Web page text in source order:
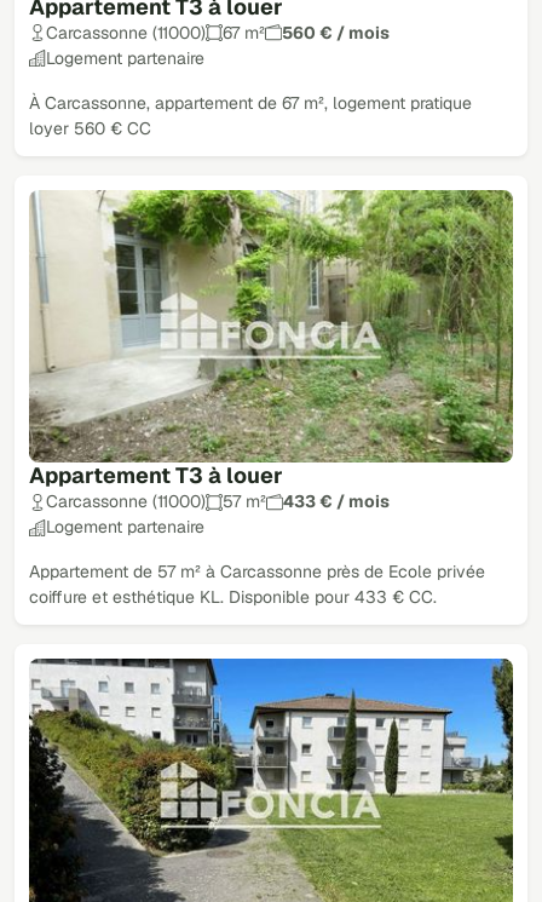
Appartement T3 à louer
Carcassonne (11000) 67 m²
560 € / mois
Logement partenaire
À Carcassonne, appartement de 67 m², logement pratique
loyer 560 € CC
Appartement T3 à louer
Carcassonne (11000) 57 m²
433 € / mois
Logement partenaire
Appartement de 57 m² à Carcassonne près de Ecole privée
coiffure et esthétique KL. Disponible pour 433 € CC.